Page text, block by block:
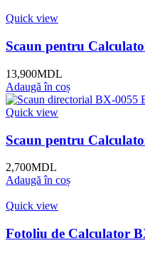
Quick view
Scaun pentru
13,900MDL
Adaugă în coș
Quick view
Scaun pentru
2,700MDL
Adaugă în coș
Quick view
Fotoliu de Calculator